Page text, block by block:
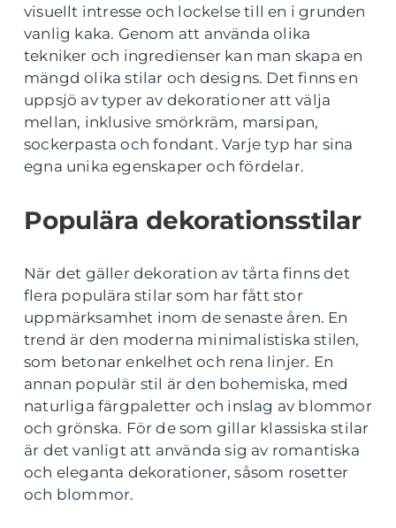
visuellt intresse och lockelse till en i grunden
vanlig kaka. Genom att använda olika
tekniker och ingredienser kan man skapa en
mängd olika stilar och designs. Det finns en
uppsjö av typer av dekorationer att välja
mellan, inklusive smörkräm, marsipan,
sockerpasta och fondant. Varje typ har sina
egna unika egenskaper och fördelar.
Populära dekorationsstilar
När det gäller dekoration av tårta finns det
flera populära stilar som har fått stor
uppmärksamhet inom de senaste åren. En
trend är den moderna minimalistiska stilen,
som betonar enkelhet och rena linjer. En
annan populär stil är den bohemiska, med
naturliga färgpaletter och inslag av blommor
och grönska. För de som gillar klassiska stilar
är det vanligt att använda sig av romantiska
och eleganta dekorationer, såsom rosetter
och blommor.